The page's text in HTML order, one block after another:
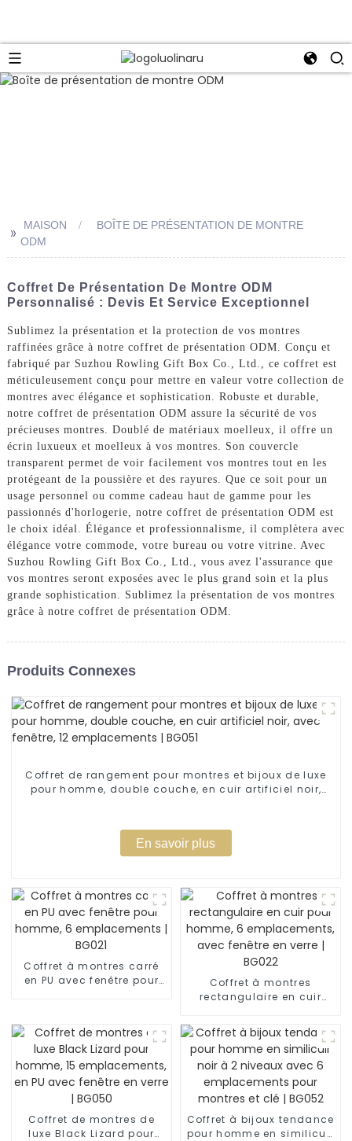
>> MAISON
BOÎTE DE PRÉSENTATION DE MONTRE
ODM
Coffret De Présentation De Montre ODM
Personnalisé : Devis Et Service Exceptionnel
Sublimez la présentation et la protection de vos montres
raffinées grâce à notre coffret de présentation ODM. Conçu et
fabriqué par Suzhou Rowling Gift Box Co., Ltd., ce coffret est
méticuleusement conçu pour mettre en valeur votre collection de
montres avec élégance et sophistication. Robuste et durable,
notre coffret de présentation ODM assure la sécurité de vos
précieuses montres. Doublé de matériaux moelleux, il offre un
écrin luxueux et moelleux à vos montres. Son couvercle
transparent permet de voir facilement vos montres tout en les
protégeant de la poussière et des rayures. Que ce soit pour un
usage personnel ou comme cadeau haut de gamme pour les
passionnés d'horlogerie, notre coffret de présentation ODM est
le choix idéal. Élégance et professionnalisme, il complètera avec
élégance votre commode, votre bureau ou votre vitrine. Avec
Suzhou Rowling Gift Box Co., Ltd., vous avez l'assurance que
vos montres seront exposées avec le plus grand soin et la plus
grande sophistication. Sublimez la présentation de vos montres
grâce à notre coffret de présentation ODM.
Produits Connexes
Coffret de rangement pour montres et bijoux de luxe
pour homme, double couche, en cuir artificiel noir,
En savoir plus
Coffret à montres carré
en PU avec fenêtre pour
Coffret à montres
rectangulaire en cuir
emplacements, avec
fenêtre en verre | BG022
Coffret de montres de
luxe Black Lizard pour
Coffret à bijoux tendance
pour homme en similicuir